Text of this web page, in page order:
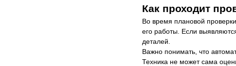
Как проходит
Во время плановой
его работы. Если
деталей.
Важно понимать, что
Техника не может сама